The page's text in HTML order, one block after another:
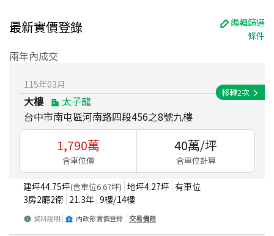
最新實價登錄
編輯篩選
條件
兩年內成交
115年03月
大樓
太子龍
台中市南屯區河南路四段456之8號九樓
移轉2次
1,790萬
含車位價
40萬/坪
含車位計算
建坪44.75坪(含車位6.67坪) 地坪4.27坪 有車位
3房2廳2衛 21.3年 9樓/14樓
資料說明 內政部實價登錄 交易備註